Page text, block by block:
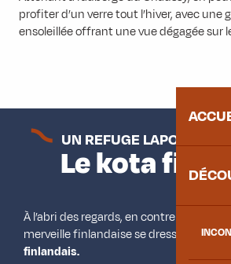
profiter d’un verre tout l’hiver, avec une
ensoleillée offrant une vue dégagée sur
UN REFUGE LAPON
Le kota
À l’abri des regards, en contrebas des
merveille finlandaise se dresse parmi
finlandais.